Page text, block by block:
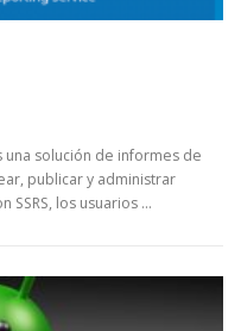
una solución de informes de
publicar y administrar
SSRS, los usuarios …